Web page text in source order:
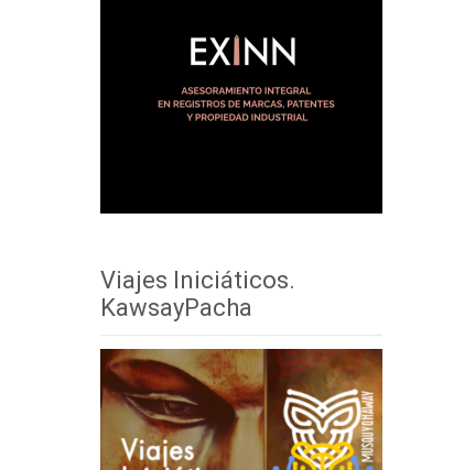
Viajes Iniciáticos.
KawsayPacha